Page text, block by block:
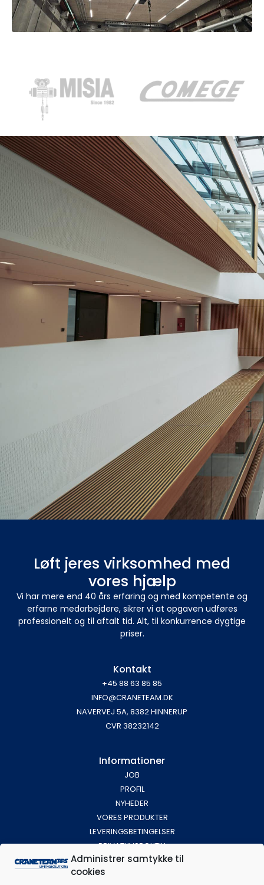
Administrer samtykke til
cookies
Løft jeres virksomhed med
vores hjælp
Vi har mere end 40 års erfaring og med kompetente og
erfarne medarbejdere, sikrer vi at opgaven udføres
professionelt og til aftalt tid. Alt, til konkurrence dygtige
priser.
Kontakt
+45 88 63 85 85
INFO@CRANETEAM.DK
NAVERVEJ 5A, 8382 HINNERUP
CVR 38232142
Informationer
JOB
PROFIL
NYHEDER
VORES PRODUKTER
LEVERINGSBETINGELSER
PRIVATLIVSPOLITIK